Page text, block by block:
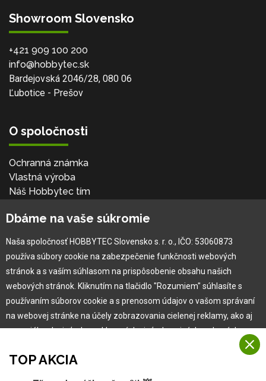
Showroom Slovensko
+421 909 100 200
info@hobbytec.sk
Bardejovská 2046/28, 080 06
Ľubotice - Prešov
O spoločnosti
Ochranná známka
Vlastná výroba
Náš Hobbytec tím
Naša história
Pre zákazníka
Garancia najlepšej ceny
Užívateľský manuál
Reklamácia
TOP AKCIA
Dbáme na vaše súkromie
Naša spoločnosť HOBBYTEC Slovensko s. r. o., IČO: 53060873
používa súbory cookie na zabezpečenie funkčnosti webových
stránok a s vaším súhlasom na prispôsobenie obsahu našich
webových stránok. Kliknutím na tlačidlo "Rozumiem" súhlasíte s
používaním súborov cookie a s prenosom údajov o vašom správaní
na webovej stránke na účely zobrazovania cielenej reklamy, ako aj
na sociálnych sieťach a reklamných sieťach na iných webových
Viac informácií